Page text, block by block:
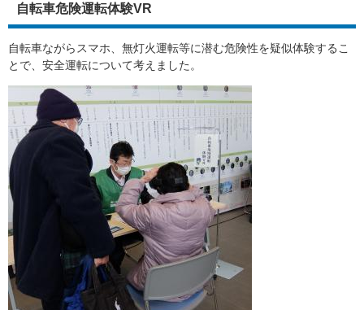
自転車危険運転体験VR
自転車ながらスマホ、無灯火運転等に潜む危険性を疑似体験するこ
とで、安全運転について考えました。